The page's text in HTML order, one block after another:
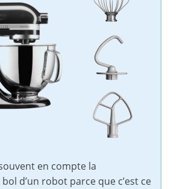
en compte la
d’un robot parce que c’est ce